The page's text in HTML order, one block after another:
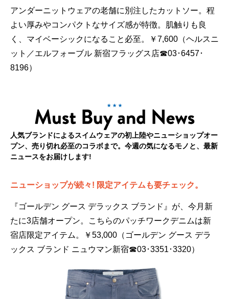
アンダーニットウェアの老舗に別注したカットソー。程
よい厚みやコンパクトなサイズ感が特徴。肌触りも良
く、マイベーシックになること必至。￥7,600（ヘルスニ
ット／エルフォーブル 新宿フラッグス店☎03･6457･
8196）
人気ブランドによるスイムウェアの初上陸やニューショップオー
プン、売り切れ必至のコラボまで。今週の気になるモノと、最新
ニュースをお届けします!
ニューショップが続々! 限定アイテムも要チェック。
『ゴールデン グース デラックス ブランド』が、今月新
たに3店舗オープン。こちらのパッチワークデニムは新
宿店限定アイテム。￥53,000（ゴールデン グース デラ
ックス ブランド ニュウマン新宿☎03･3351･3320）